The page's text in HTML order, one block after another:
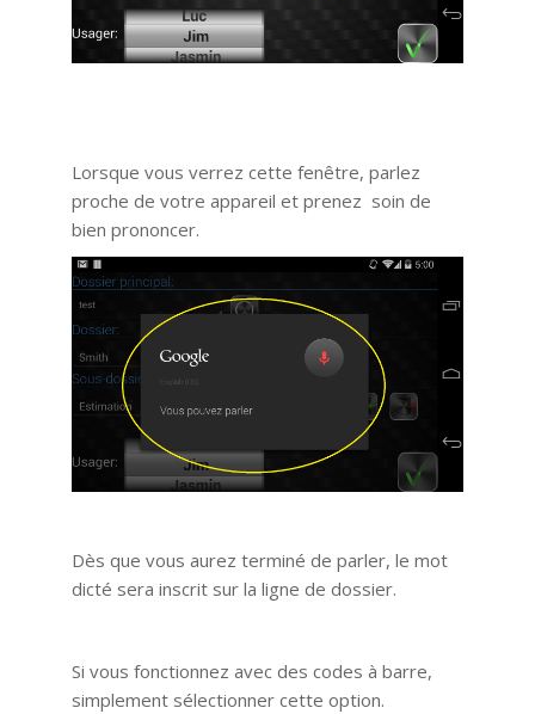
Lorsque vous verrez cette fenêtre, parlez
proche de votre appareil et prenez soin de
bien prononcer.
Dès que vous aurez terminé de parler, le mot
dicté sera inscrit sur la ligne de dossier.
Si vous fonctionnez avec des codes à barre,
simplement sélectionner cette option.